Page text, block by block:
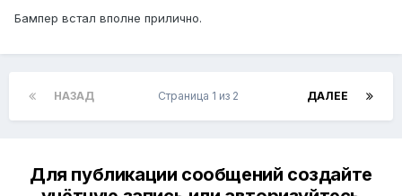
Бампер встал вполне прилично.
НАЗАД ДАЛЕЕ
Страница 1 из 2
Для публикации сообщений создайте